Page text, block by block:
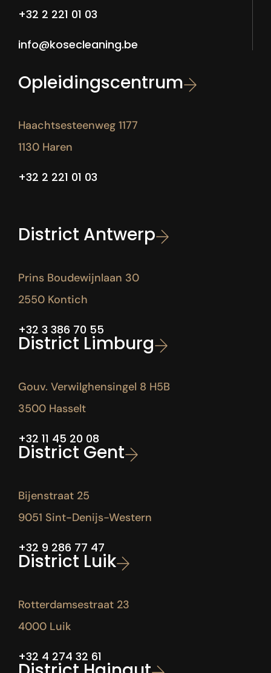
+32 2 221 01 03
info@kosecleaning.be
Opleidingscentrum
Haachtsesteenweg 1177
1130 Haren
+32 2 221 01 03
District Antwerp
Prins Boudewijnlaan 30
2550 Kontich
+32 3 386 70 55
District Limburg
Gouv. Verwilghensingel 8 H5B
3500 Hasselt
+32 11 45 20 08
District Gent
Bijenstraat 25
9051 Sint-Denijs-Western
+32 9 286 77 47
District Luik
Rotterdamsestraat 23
4000 Luik
+32 4 274 32 61